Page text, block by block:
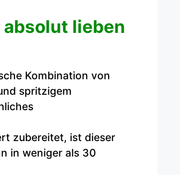
absolut lieben
Kombination von
spritzigem
zubereitet, ist dieser
in weniger als 30